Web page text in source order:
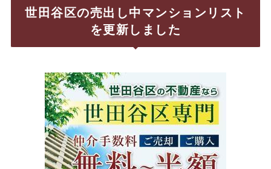
世田谷区の売出し中マンションリスト
を更新しました